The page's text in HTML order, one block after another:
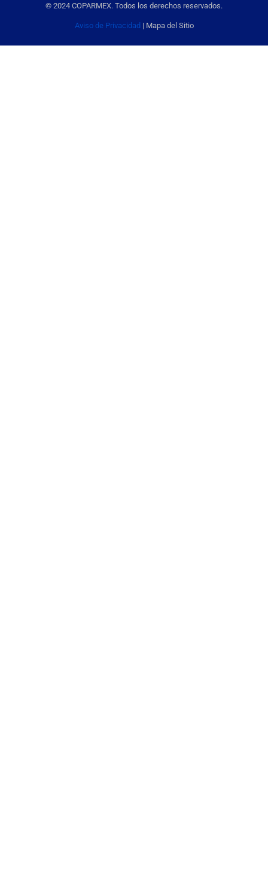
© 2024 COPARMEX. Todos los derechos reservados.
Aviso de Privacidad| Mapa del Sitio